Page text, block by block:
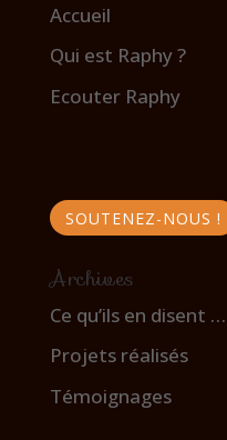
Accueil
Qui est Raphy ?
Ecouter Raphy
SOUTENEZ-NOUS !
Archives
Ce qu’ils en disent …
Projets réalisés
Témoignages